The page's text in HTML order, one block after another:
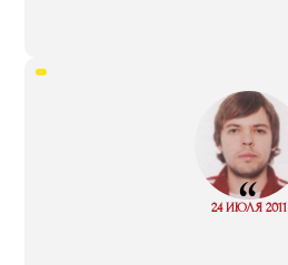
“
24 ИЮЛЯ 2011
Read